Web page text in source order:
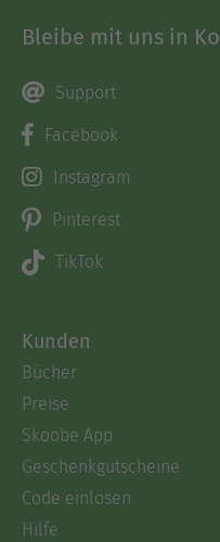
Bleibe mit uns in
Support
Facebook
Instagram
Pinterest
TikTok
Kunden
Bücher
Preise
Skoobe App
Geschenkgutscheine
Code einlösen
Hilfe